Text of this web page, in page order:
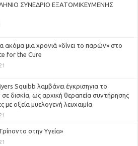
ΣΥΝΕΔΡΙΟ ΕΞΑΤΟΜΙΚΕΥΜΕΝΗΣ
ακόμα μια χρονιά «δίνει το παρών» στο
for the Cure
Squibb λαμβάνει έγκρισηγια το
δισκία, ως αρχική θεραπεία συντήρησης
με οξεία μυελογενή λευχαιμία
στην Υγεία»